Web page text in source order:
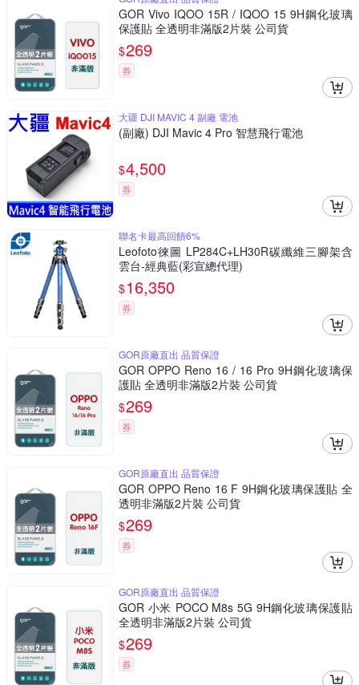
GOR Vivo IQOO 15R / IQOO 15 9H鋼化玻璃
保護貼 全透明非滿版2片裝 公司貨
$269
券
大疆 DJI MAVIC 4 副廠 電池
(副廠) DJI Mavic 4 Pro 智慧飛行電池
$4,500
券
聯名卡最高回饋6%
Leofoto徠圖 LP284C+LH30R碳纖維三腳架含
雲台-經典藍(彩宣總代理)
$16,350
券
GOR原廠直出 品質保證
GOR OPPO Reno 16 / 16 Pro 9H鋼化玻璃保
護貼 全透明非滿版2片裝 公司貨
$269
券
GOR原廠直出 品質保證
GOR OPPO Reno 16 F 9H鋼化玻璃保護貼 全
透明非滿版2片裝 公司貨
$269
券
GOR原廠直出 品質保證
GOR 小米 POCO M8s 5G 9H鋼化玻璃保護貼
全透明非滿版2片裝 公司貨
$269
券